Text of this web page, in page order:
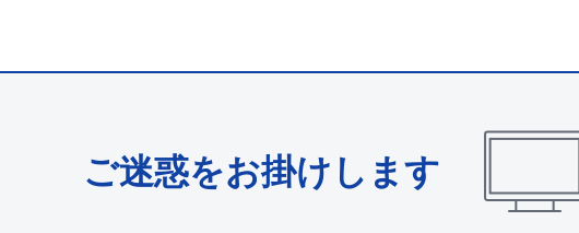
ご迷惑をお掛けします